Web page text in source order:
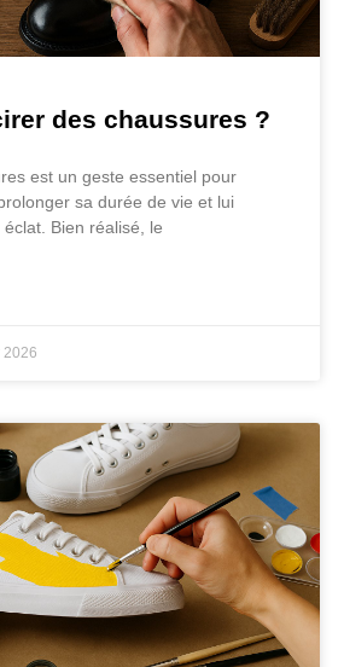
des chaussures ?
est un geste essentiel pour
sa durée de vie et lui
Bien réalisé, le
2026